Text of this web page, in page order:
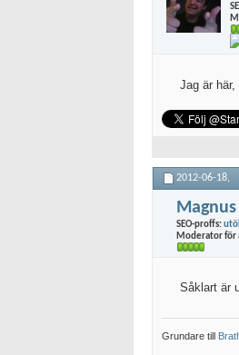
Jag är här,
2012-06-18,
Magnus
SEO-proffs:
Moderator för
Såklart är
Grundare till